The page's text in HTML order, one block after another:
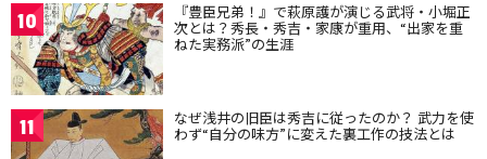
10 『豊臣兄弟！』で萩原護が演じる武将・小堀正
次とは？秀長・秀吉・家康が重用、“出家を重
ねた実務派”の生涯
11 なぜ浅井の旧臣は秀吉に従ったのか？ 武力を使
わず“自分の味方”に変えた裏工作の技法とは